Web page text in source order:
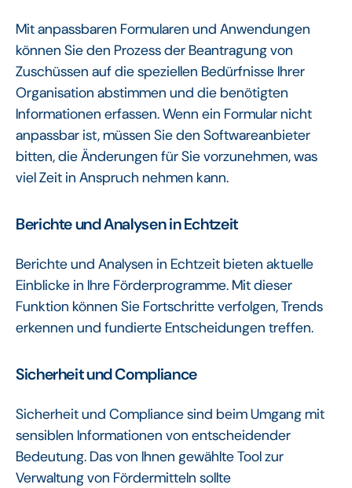
Mit anpassbaren Formularen und Anwendungen
können Sie den Prozess der Beantragung von
Zuschüssen auf die speziellen Bedürfnisse Ihrer
Organisation abstimmen und die benötigten
Informationen erfassen. Wenn ein Formular nicht
anpassbar ist, müssen Sie den Softwareanbieter
bitten, die Änderungen für Sie vorzunehmen, was
viel Zeit in Anspruch nehmen kann.
Berichte und Analysen in Echtzeit
Berichte und Analysen in Echtzeit bieten aktuelle
Einblicke in Ihre Förderprogramme. Mit dieser
Funktion können Sie Fortschritte verfolgen, Trends
erkennen und fundierte Entscheidungen treffen.
Sicherheit und Compliance
Sicherheit und Compliance sind beim Umgang mit
sensiblen Informationen von entscheidender
Bedeutung. Das von Ihnen gewählte Tool zur
Verwaltung von Fördermitteln sollte